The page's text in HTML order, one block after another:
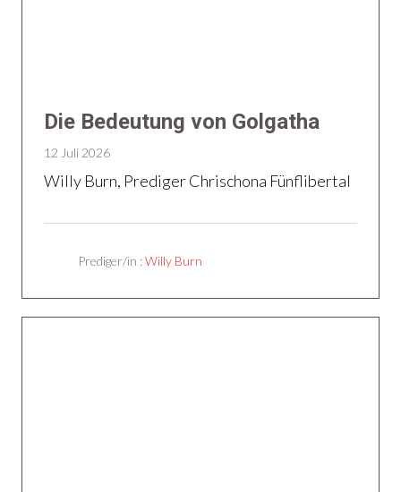
Die Bedeutung von Golgatha
12 Juli 2026
Willy Burn, Prediger Chrischona Fünflibertal
Prediger/in :Willy Burn